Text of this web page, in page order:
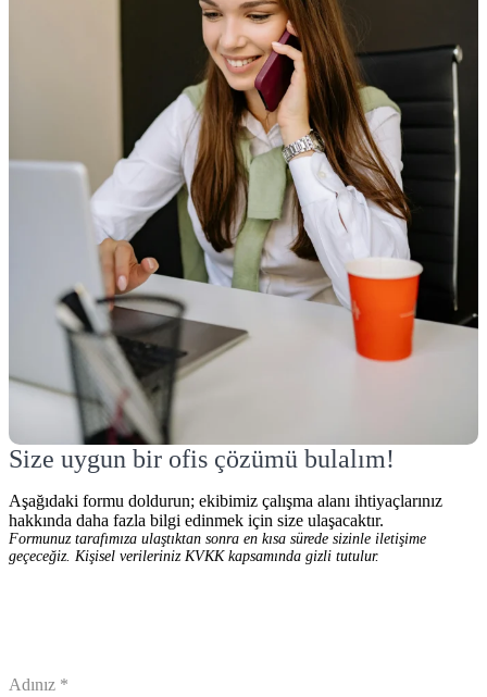
Size uygun bir ofis çözümü bulalım!
Aşağıdaki formu doldurun; ekibimiz çalışma alanı ihtiyaçlarınız
hakkında daha fazla bilgi edinmek için size ulaşacaktır.
Formunuz tarafımıza ulaştıktan sonra en kısa sürede sizinle iletişime
geçeceğiz. Kişisel verileriniz KVKK kapsamında gizli tutulur.
Adınız *